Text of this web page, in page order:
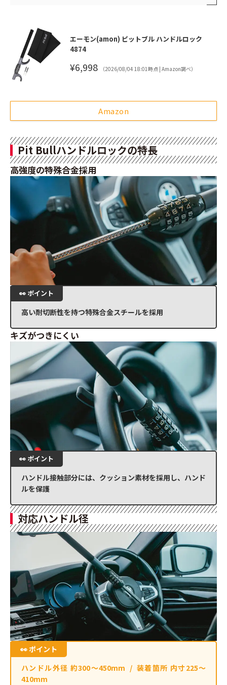
エーモン(amon) ピットブル ハンドルロック
4874
¥6,998 （2026/08/04 18:01時点 | Amazon調べ）
Amazon
Pit Bullハンドルロックの特長
高強度の特殊合金採用
高い耐切断性を持つ特殊合金スチールを採用
キズがつきにくい
ハンドル接触部分には、クッション素材を採用し、ハンド
ルを保護
対応ハンドル径
ハンドル外径 約300〜450mm / 装着箇所 内寸225〜
410mm